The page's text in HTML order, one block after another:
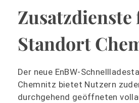
Zusatzdienste
Standort
Der neue EnBW-
Chemnitz bietet Nutzern
durchgehend geöffneten